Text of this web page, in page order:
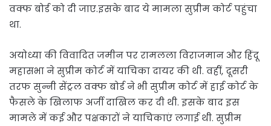
वक्फ बोर्ड को दी जाए.इसके बाद ये मामला सुप्रीम कोर्ट पहुंचा
था.
अयोध्या की विवादित जमीन पर रामलला विराजमान और हिंदू
महासभा ने सुप्रीम कोर्ट में याचिका दायर की थी. वहीं, दूसरी
तरफ सुन्नी सेंट्रल वक्फ बोर्ड ने भी सुप्रीम कोर्ट में हाई कोर्ट के
फैसले के खिलाफ अर्जी दाखिल कर दी थी. इसके बाद इस
मामले में कई और पक्षकारों ने याचिकाएं लगाई थी. सुप्रीम